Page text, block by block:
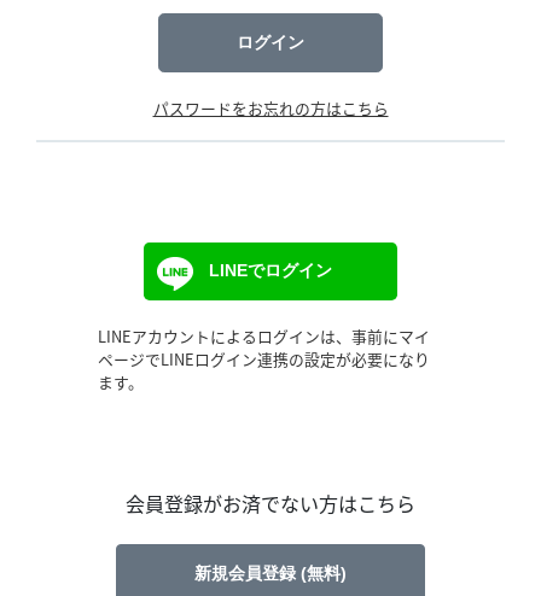
ログイン
パスワードをお忘れの方はこちら
LINEでログイン
LINEアカウントによるログインは、事前にマイ
ページでLINEログイン連携の設定が必要になり
ます。
会員登録がお済でない方はこちら
新規会員登録 (無料)